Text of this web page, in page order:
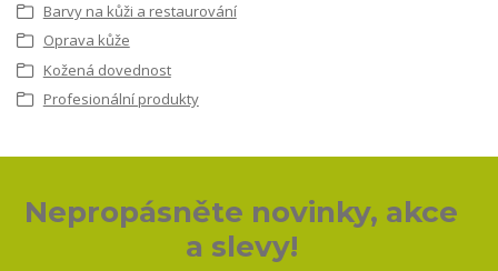
Barvy na kůži a restaurování
Oprava kůže
Kožená dovednost
Profesionální produkty
Nepropásněte novinky, akce
a slevy!